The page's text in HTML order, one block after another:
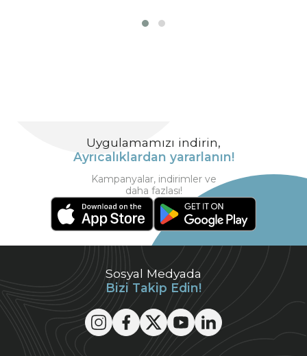
Sosyal Medyada
Bizi Takip Edin!
Uygulamamızı indirin,
Ayrıcalıklardan yararlanın!
Kampanyalar, indirimler ve
daha fazlası!